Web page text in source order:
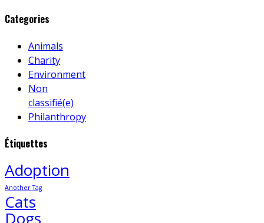
Categories
Animals
Charity
Environment
Non
classifié(e)
Philanthropy
Étiquettes
Adoption
Another Tag
Cats
Dogs